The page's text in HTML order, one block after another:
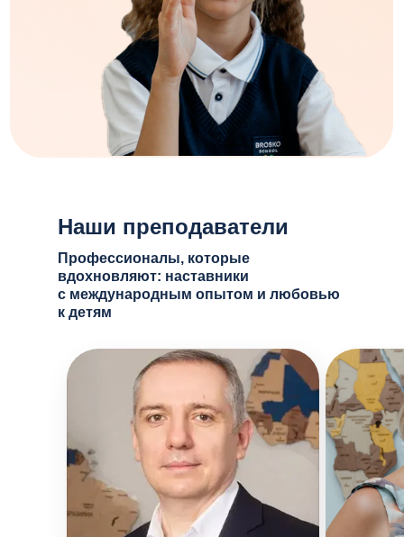
Наши преподаватели
Профессионалы, которые
вдохновляют: наставники
с международным опытом и любовью
к детям